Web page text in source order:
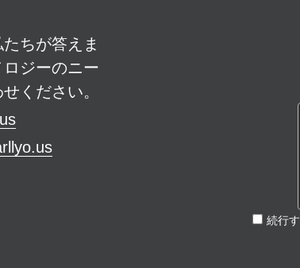
ちが答えま
ジーのニー
ください。
続行す